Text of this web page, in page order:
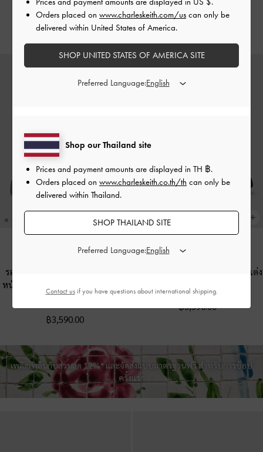
นู้ด
฿1,990.00
สีดำ
รองเท้าบูทหุ้มข้อแบบพื้นหนาวัสดุ
หนังกลับตกแต่งซิปด้านหลังรุ่น Leoi
-สีคาเมล
฿3,590.00
รองเท้าบูทหุ้มข้อแบบพื้นหนาตกแต่ง
฿3,590.00
เพลิดเพลินกับส่วนลด 12%* และจัดส่งแบบมาตรฐานฟรี สำหรับการช้อป
ครั้งแรก
Shop our Thailand site
Prices and payment amounts are displayed in TH ฿.
Orders placed on www.charleskeith.co.th/th can only be
delivered within Thailand.
SHOP THAILAND SITE
Preferred Language:
Orders placed on www.charleskeith.com/us can only be
delivered within United States of America.
SHOP UNITED STATES OF AMERICA SITE
Preferred Language:
Contact usif you have questions about international shipping.